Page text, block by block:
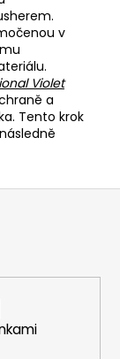
v
Violet
a
Tento krok